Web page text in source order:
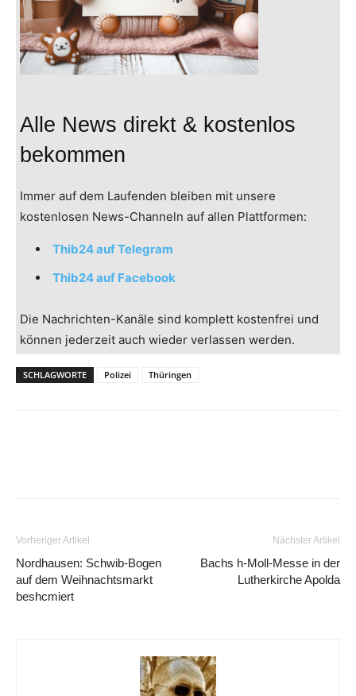
Alle News direkt & kostenlos
bekommen
Immer auf dem Laufenden bleiben mit unsere
kostenlosen News-Channeln auf allen Plattformen:
Thib24 auf Telegram
Thib24 auf Facebook
Die Nachrichten-Kanäle sind komplett kostenfrei und
können jederzeit auch wieder verlassen werden.
SCHLAGWORTE Polizei Thüringen
Vorheriger Artikel
Nordhausen: Schwib-Bogen
auf dem Weihnachtsmarkt
beshcmiert
Nächster Artikel
Bachs h-Moll-Messe in der
Lutherkirche Apolda